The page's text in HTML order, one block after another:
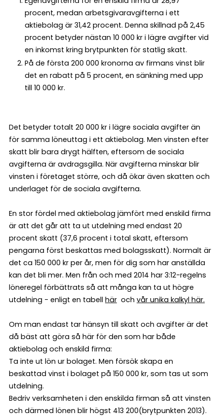
procent, medan arbetsgivaravgifterna i ett
aktiebolag är 31,42 procent. Denna skillnad på 2,45
procent betyder nästan 10 000 kr i lägre avgifter vid
en inkomst kring brytpunkten för statlig skatt.
På de första 200 000 kronorna av firmans vinst blir
det en rabatt på 5 procent, en sänkning med upp
till 10 000 kr.
Det betyder totalt 20 000 kr i lägre sociala avgifter än
för samma löneuttag i ett aktiebolag. Men vinsten efter
skatt blir bara drygt hälften, eftersom de sociala
avgifterna är avdragsgilla. När avgifterna minskar blir
vinsten i företaget större, och då ökar även skatten och
underlaget för de sociala avgifterna.
En stor fördel med aktiebolag jämfört med enskild firma
är att det går att ta ut utdelning med endast 20
procent skatt (37,6 procent i total skatt, eftersom
pengarna först beskattas med bolagsskatt). Normalt är
det ca 150 000 kr per år, men för dig som har anställda
kan det bli mer. Men från och med 2014 har 3:12-regelns
löneregel förbättrats så att många kan ta ut högre
utdelning - enligt en tabell här och vår unika kalkyl här.
Om man endast tar hänsyn till skatt och avgifter är det
då bäst att göra så här för den som har både
aktiebolag och enskild firma:
Ta inte ut lön ur bolaget. Men försök skapa en
beskattad vinst i bolaget på 150 000 kr, som tas ut som
utdelning.
Bedriv verksamheten i den enskilda firman så att vinsten
och därmed lönen blir högst 413 200(brytpunkten 2013).